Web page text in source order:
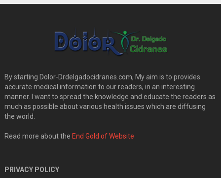
By starting Dolor-Drdelgadocidranes.com, My aim is to provides
accurate medical information to our readers, in an interesting
manner. I want to spread the knowledge and educate the readers as
much as possible about various health issues which are diffusing
the world.
Read more about the End Gold of Website
PRIVACY POLICY